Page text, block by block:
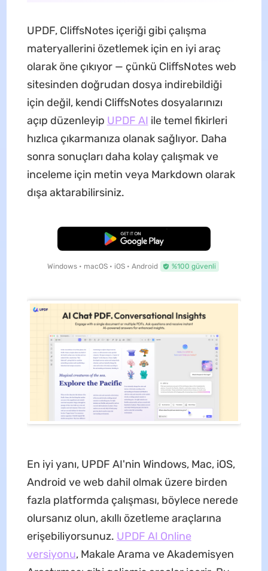
UPDF, CliffsNotes içeriği gibi çalışma
materyallerini özetlemek için en iyi araç
olarak öne çıkıyor — çünkü CliffsNotes web
sitesinden doğrudan dosya indirebildiği
için değil, kendi CliffsNotes dosyalarınızı
açıp düzenleyip UPDF AI ile temel fikirleri
hızlıca çıkarmanıza olanak sağlıyor. Daha
sonra sonuçları daha kolay çalışmak ve
inceleme için metin veya Markdown olarak
dışa aktarabilirsiniz.
Ücretsiz İndirme
Windows • macOS • iOS • Android %100 güvenli
En iyi yanı, UPDF AI'nin Windows, Mac, iOS,
Android ve web dahil olmak üzere birden
fazla platformda çalışması, böylece nerede
olursanız olun, akıllı özetleme araçlarına
erişebiliyorsunuz. UPDF AI Online
versiyonu, Makale Arama ve Akademisyen